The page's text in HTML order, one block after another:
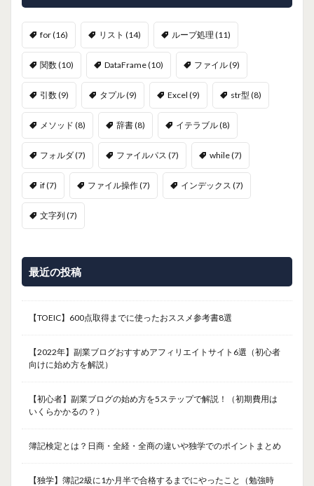
for(16) リスト (14) ループ処理 (11)
関数(10) DataFrame(10) ファイル(9)
引数(9) タプル(9) Excel (9) str型 (8)
メソッド (8) 辞書(8) イテラブル(8)
フォルダ(7) ファイルパス (7) while(7)
if(7) ファイル操作(7) インデックス (7)
文字列 (7)
最近の投稿
【TOEIC】600点取得までに使ったおススメ参考書8選
【2022年】副業ブログおすすめアフィリエイトサイト6選（初心者
向けに始め方を解説）
【初心者】副業ブログの始め方を5ステップで解説！（初期費用は
いくらかかるの？）
簿記検定とは？日商・全経・全商の違いや独学でのポイントまとめ
【独学】簿記2級に1か月半で合格するまでにやったこと（勉強時